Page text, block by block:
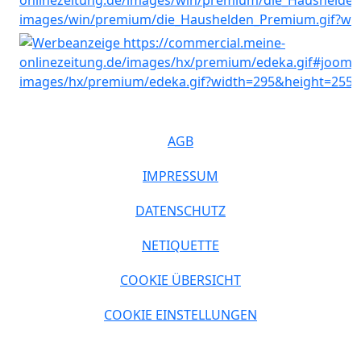
AGB
IMPRESSUM
DATENSCHUTZ
NETIQUETTE
COOKIE ÜBERSICHT
COOKIE EINSTELLUNGEN